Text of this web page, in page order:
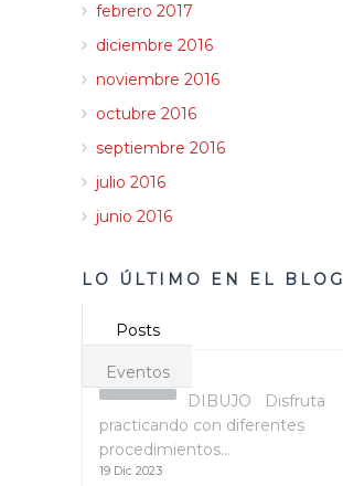
febrero 2017
diciembre 2016
noviembre 2016
octubre 2016
septiembre 2016
julio 2016
junio 2016
LO ÚLTIMO EN EL BLOG
Posts
Eventos
DIBUJO Disfruta
practicando con diferentes
procedimientos…
19 Dic 2023